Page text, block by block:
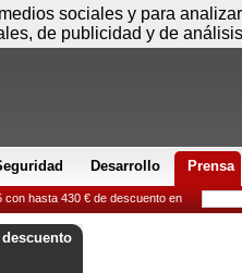
Desarrollo Prensa
hasta 430 € de descuento en
Viernes 07 de agosto -
sociales y para
de publicidad y de